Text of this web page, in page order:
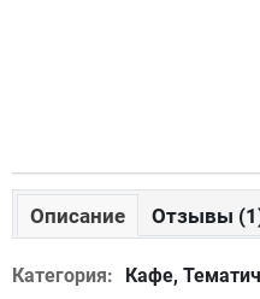
Описание Отзывы
Категория:
Кафе,